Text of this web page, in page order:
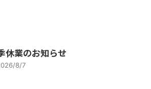
休業のお知らせ
8/7